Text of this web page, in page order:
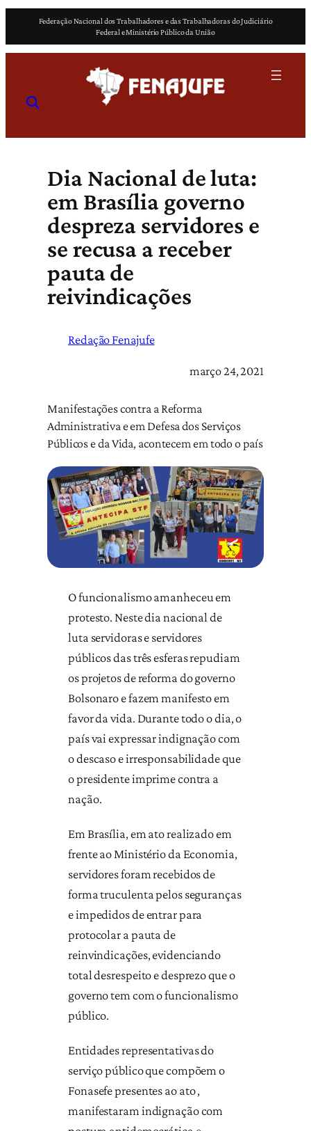
o
Federação Nacional dos Trabalhadores e das Trabalhadoras do Judiciário
Federal e Ministério Público da União
Dia Nacional de luta:
em Brasília governo
despreza servidores e
se recusa a receber
pauta de
reivindicações
Redação Fenajufe
março 24, 2021
Manifestações contra a Reforma
Administrativa e em Defesa dos Serviços
Públicos e da Vida, acontecem em todo o país
O funcionalismo amanheceu em
protesto. Neste dia nacional de
luta servidoras e servidores
públicos das três esferas repudiam
os projetos de reforma do governo
Bolsonaro e fazem manifesto em
favor da vida. Durante todo o dia, o
país vai expressar indignação com
o descaso e irresponsabilidade que
o presidente imprime contra a
nação.
Em Brasília, em ato realizado em
frente ao Ministério da Economia,
servidores foram recebidos de
forma truculenta pelos seguranças
e impedidos de entrar para
protocolar a pauta de
reinvindicações, evidenciando
total desrespeito e desprezo que o
governo tem com o funcionalismo
público.
Entidades representativas do
serviço público que compõem o
Fonasefe presentes ao ato ,
manifestaram indignação com